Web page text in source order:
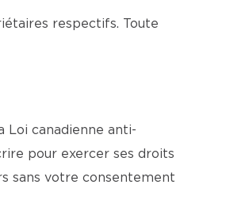
respectifs. Toute
Loi canadienne anti-
pour exercer ses droits
sans votre consentement